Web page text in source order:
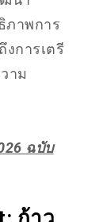
ภาพการ
การเตรี
าม
ฉบับ